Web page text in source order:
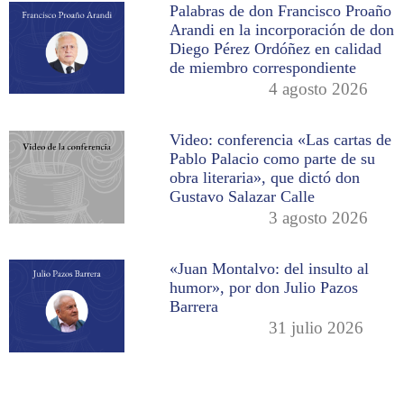
Palabras de don Francisco Proaño
Arandi en la incorporación de don
Diego Pérez Ordóñez en calidad
de miembro correspondiente
4 agosto 2026
Video: conferencia «Las cartas de
Pablo Palacio como parte de su
obra literaria», que dictó don
Gustavo Salazar Calle
3 agosto 2026
«Juan Montalvo: del insulto al
humor», por don Julio Pazos
Barrera
31 julio 2026